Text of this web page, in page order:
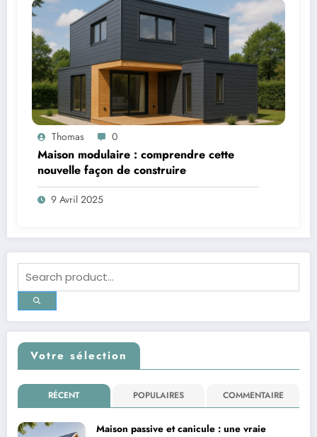
Thomas 0
Maison modulaire : comprendre cette
nouvelle façon de construire
9 Avril 2025
Votre sélection
RÉCENT POPULAIRES COMMENTAIRE
Maison passive et canicule : une vraie